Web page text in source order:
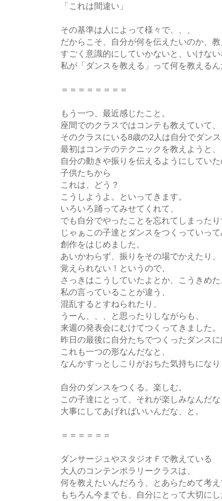
「これは間違い」
その基準は人によって様々で、、、
だからこそ、自分が何を伝えたいのか、
すごく意識的にしていかないと、いけな
私が「ダンスを教える」って何を教える
＝＝＝＝＝＝＝＝
もう一つ、最近感じたこと。
座間でのクラスではコンテも教えていて、
そのクラスにいる8歳の2人は自分でダン
最初はコンテのテクニックを教えようと、
自分の動きや振りを伝えるようにしてい
子供たちから
これは、どう？
こうしようよ。といってきます。
いろいろ踊ってみせてくれて、
でも自分でやったことを忘れてしまった
じゃぁこの子達とダンスをつくっていっ
創作をはじめました。
あいかわらず、振りをその場でかえたり、
覚えられない！というので、
さっきはこうしていたよとか、こうきめ
私の言っていることが違う、
混乱するとすねられたり、
うーん、、、と思ったりしながらも、
来週の発表会にむけてつくってきました。
昨日の最後に自分たちでつくったダンス
これも一つの形なんだなと、
なんかすっとしこりがおちた気持ちにな
自分のダンスをつくる。楽しむ。
この子達にとって、それが楽しみなんだ
大事にしてあげればいいんだな、と。
＝＝＝＝＝＝
ダンサージュやスタジオＦで教えている
大人のコンテンポラリークラスは、
何を教えたいんだろう、とあらためて考
もちろん今までも、自分にとって大切に